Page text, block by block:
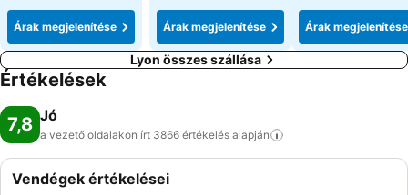
Árak megjelenítése Árak megjelenítése Árak megjelenítése
Lyon összes szállása
Értékelések
7,8 Jó
a vezető oldalakon írt 3866 értékelés alapján
Vendégek értékelései